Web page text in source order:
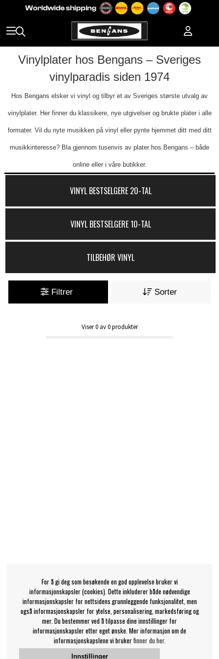
Vinylplater hos Bengans – Sveriges
vinylparadis siden 1974
Hos Bengans elsker vi vinyl og tilbyr et av Sveriges største utvalg av
vinylplater. Her finner du klassikere, nye utgivelser og brukte plater i alle
formater. Vil du nyte musikken på vinyl eller pynte hjemmet ditt med ditt
musikkinteresse? Bla gjennom tusenvis av plater hos Bengans – både
online eller i våre butikker.
VINYL BESTSELGERE 20-TAL
VINYL BESTSELGERE 10-TAL
TILBEHØR VINYL
Filtrer Sorter
Viser0av0produkter
For å gi deg som besøkende en god opplevelse bruker vi
informasjonskapsler (cookies). Dette inkluderer både nødvendige
informasjonskapsler for nettsidens grunnleggende funksjonalitet, men
også informasjonskapsler for ytelse, personalisering, markedsføring og
mer. Du bestemmer ved å tilpasse dine innstillinger for
informasjonskapsler etter eget ønske. Mer informasjon om de
informasjonskapslene vi brukerfinner du her.
Innstillinger